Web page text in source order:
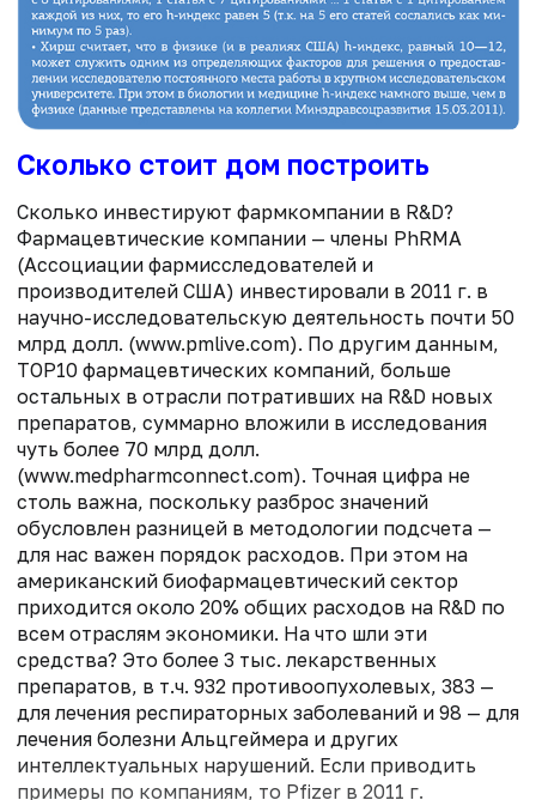
Сколько стоит дом построить
Сколько инвестируют фармкомпании в R&D?
Фармацевтические компании — члены PhRMA
(Ассоциации фармисследователей и
производителей США) инвестировали в 2011 г. в
научно-исследовательскую деятельность почти 50
млрд долл. (www.pmlive.com). По другим данным,
ТОР10 фармацевтических компаний, больше
остальных в отрасли потративших на R&D новых
препаратов, суммарно вложили в исследования
чуть более 70 млрд долл.
(www.medpharmconnect.com). Точная цифра не
столь важна, поскольку разброс значений
обусловлен разницей в методологии подсчета —
для нас важен порядок расходов. При этом на
американский биофармацевтический сектор
приходится около 20% общих расходов на R&D по
всем отраслям экономики. На что шли эти
средства? Это более 3 тыс. лекарственных
препаратов, в т.ч. 932 противоопухолевых, 383 —
для лечения респираторных заболеваний и 98 — для
лечения болезни Альцгеймера и других
интеллектуальных нарушений. Если приводить
примеры по компаниям, то Pfizer в 2011 г.